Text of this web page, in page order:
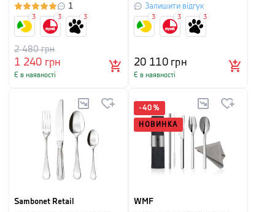
1
1 240 грн
2 480грн
Є в наявності
3 3 3
предмети, на 6 персон
Залишити відгук
20 110грн
Є в наявності
3 3 3
Sambonet Retail
-40 %
НОВИНКА
WMF